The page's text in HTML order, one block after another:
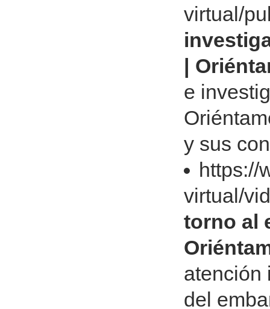
virtual/
|
e
y sus
https://
virtual/
torno al
atención
del